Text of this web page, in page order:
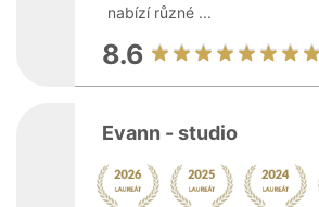
nabízí různé ...
8.6
Evann - studio